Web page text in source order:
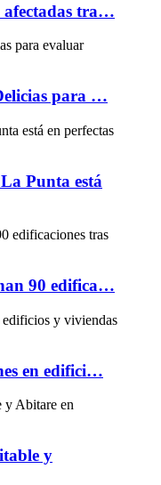
afectadas tra…
para …
Punta está
90 edifica…
en edifici…
y